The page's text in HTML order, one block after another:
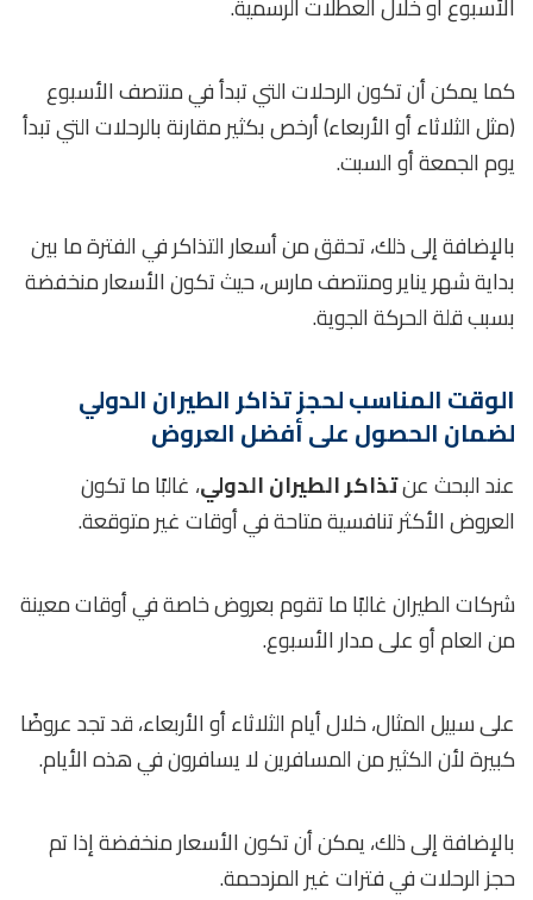
كما يمكن أن تكون الرحلات التي تبدأ في منتصف الأسبوع
(مثل الثلاثاء أو الأربعاء) أرخص بكثير مقارنة بالرحلات التي تبدأ
يوم الجمعة أو السبت.
بالإضافة إلى ذلك، تحقق من أسعار التذاكر في الفترة ما بين
بداية شهر يناير ومنتصف مارس، حيث تكون الأسعار منخفضة
بسبب قلة الحركة الجوية.
الوقت المناسب لحجز تذاكر الطيران الدولي
لضمان الحصول على أفضل العروض
عند البحث عنتذاكر الطيران الدولي، غالبًا ما تكون
العروض الأكثر تنافسية متاحة في أوقات غير متوقعة.
شركات الطيران غالبًا ما تقوم بعروض خاصة في أوقات معينة
من العام أو على مدار الأسبوع.
على سبيل المثال، خلال أيام الثلاثاء أو الأربعاء، قد تجد عروضًا
كبيرة لأن الكثير من المسافرين لا يسافرون في هذه الأيام.
بالإضافة إلى ذلك، يمكن أن تكون الأسعار منخفضة إذا تم
حجز الرحلات في فترات غير المزدحمة.